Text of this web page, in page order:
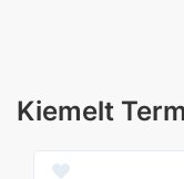
Kiemelt